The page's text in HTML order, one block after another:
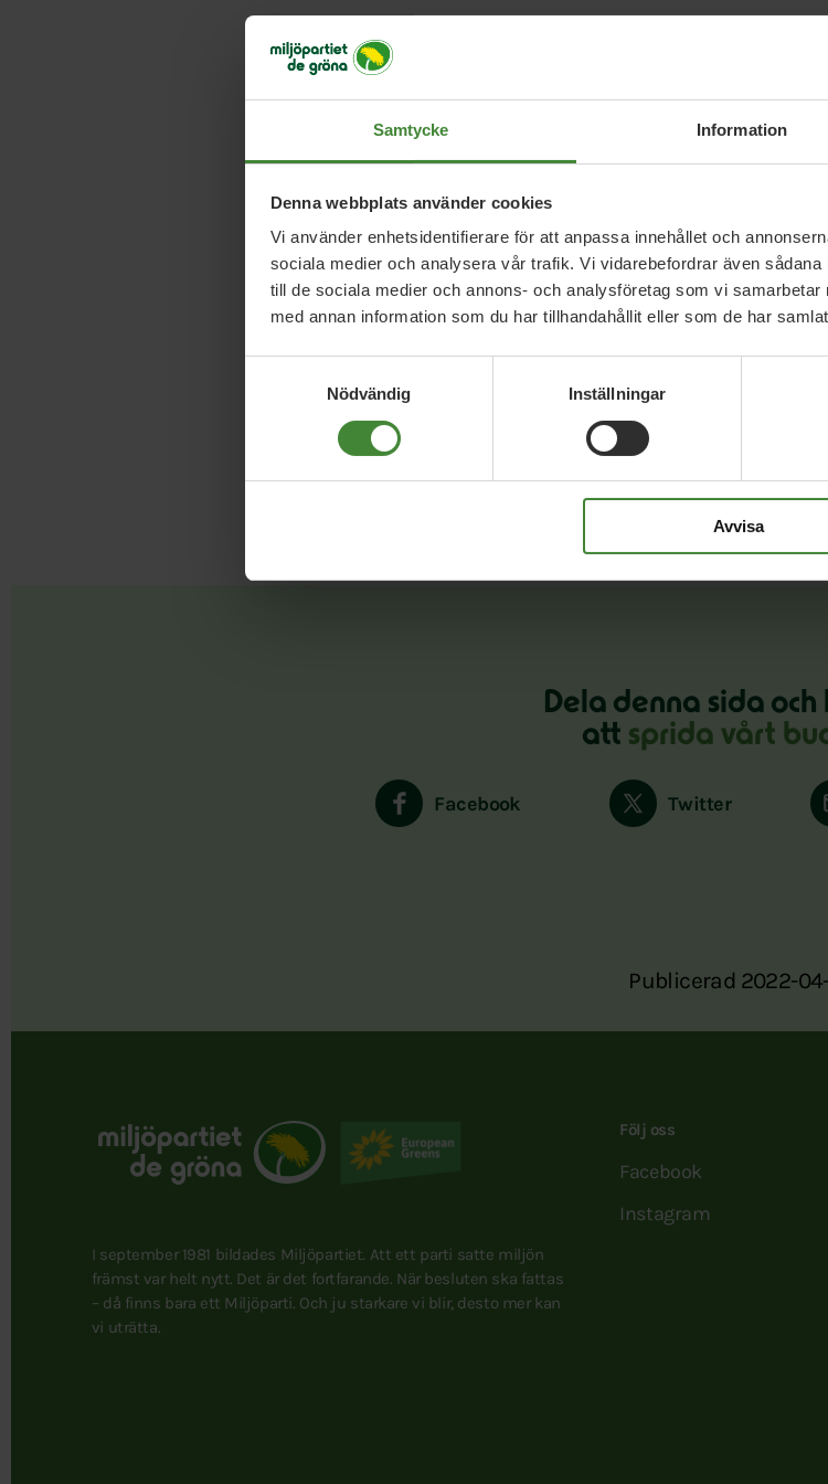
Samtycke Information
Denna webbplats använder cookies
Vi använder enhetsidentifierare för att anpassa innehållet och
sociala medier och analysera vår trafik. Vi vidarebefordrar även
till de sociala medier och annons- och analysföretag som vi
med annan information som du har tillhandahållit eller som de har
Nödvändig
Inställningar
Avvisa
Dela denna sida och
att sprida vårt
Facebook Twitter
Publicerad 2022-
I september 1981 bildades Miljöpartiet. Att ett parti satte miljön
främst var helt nytt. Det är det fortfarande. När besluten ska fattas
– då finns bara ett Miljöparti. Och ju starkare vi blir, desto mer kan
vi uträtta.
Följ oss
Facebook
Instagram